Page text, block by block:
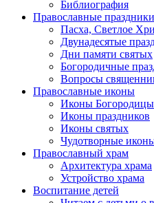
Библиография
Православные праздники
Пасха, Светлое
Двунадесятые
Дни памяти святых
Богородичные
Вопросы
Православные иконы
Иконы Богородицы
Иконы праздников
Иконы святых
Чудотворные
Православный храм
Архитектура храма
Устройство храма
Воспитание детей